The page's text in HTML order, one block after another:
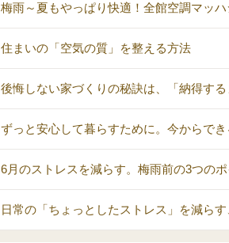
梅雨～夏もやっぱり快適！全館空調マッハ
住まいの「空気の質」を整える方法
後悔しない家づくりの秘訣は、「納得す
ずっと安心して暮らすために。今からでき
6月のストレスを減らす。梅雨前の3つのポ
日常の「ちょっとしたストレス」を減ら